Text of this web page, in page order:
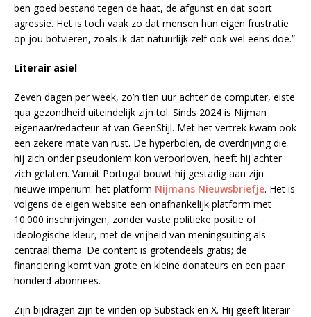
ben goed bestand tegen de haat, de afgunst en dat soort
agressie. Het is toch vaak zo dat mensen hun eigen frustratie
op jou botvieren, zoals ik dat natuurlijk zelf ook wel eens doe.”
Literair asiel
Zeven dagen per week, zo’n tien uur achter de computer, eiste
qua gezondheid uiteindelijk zijn tol. Sinds 2024 is Nijman
eigenaar/redacteur af van GeenStijl. Met het vertrek kwam ook
een zekere mate van rust. De hyperbolen, de overdrijving die
hij zich onder pseudoniem kon veroorloven, heeft hij achter
zich gelaten. Vanuit Portugal bouwt hij gestadig aan zijn
nieuwe imperium: het platform Nijmans Nieuwsbriefje. Het is
volgens de eigen website een onafhankelijk platform met
10.000 inschrijvingen, zonder vaste politieke positie of
ideologische kleur, met de vrijheid van meningsuiting als
centraal thema. De content is grotendeels gratis; de
financiering komt van grote en kleine donateurs en een paar
honderd abonnees.
Zijn bijdragen zijn te vinden op Substack en X. Hij geeft literair